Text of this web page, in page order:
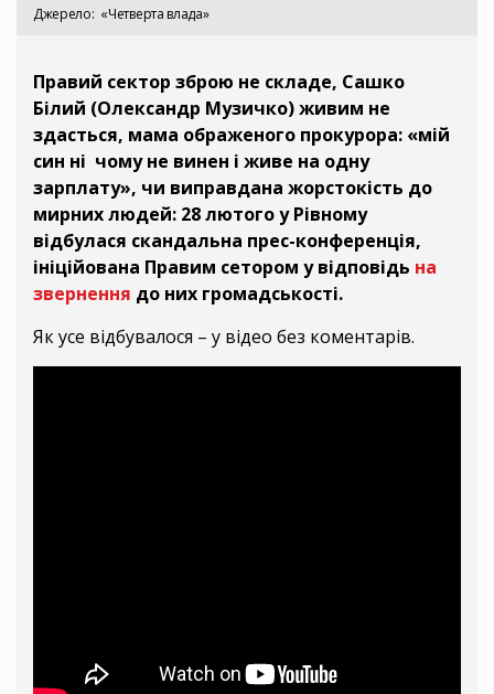
Джерело «Четверта влада»
Правий сектор зброю не складе, Сашко
Білий (Олександр Музичко) живим не
здасться, мама ображеного прокурора: «мій
син ні чому не винен і живе на одну
зарплату», чи виправдана жорстокість до
мирних людей: 28 лютого у Рівному
відбулася скандальна прес-конференція,
ініційована Правим сетором у відповідь на
звернення до них громадськості.
Як усе відбувалося – у відео без коментарів.